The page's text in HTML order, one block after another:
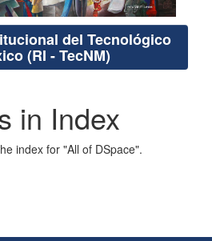
del Tecnológico
(RI - TecNM)
in Index
index for "All of DSpace".